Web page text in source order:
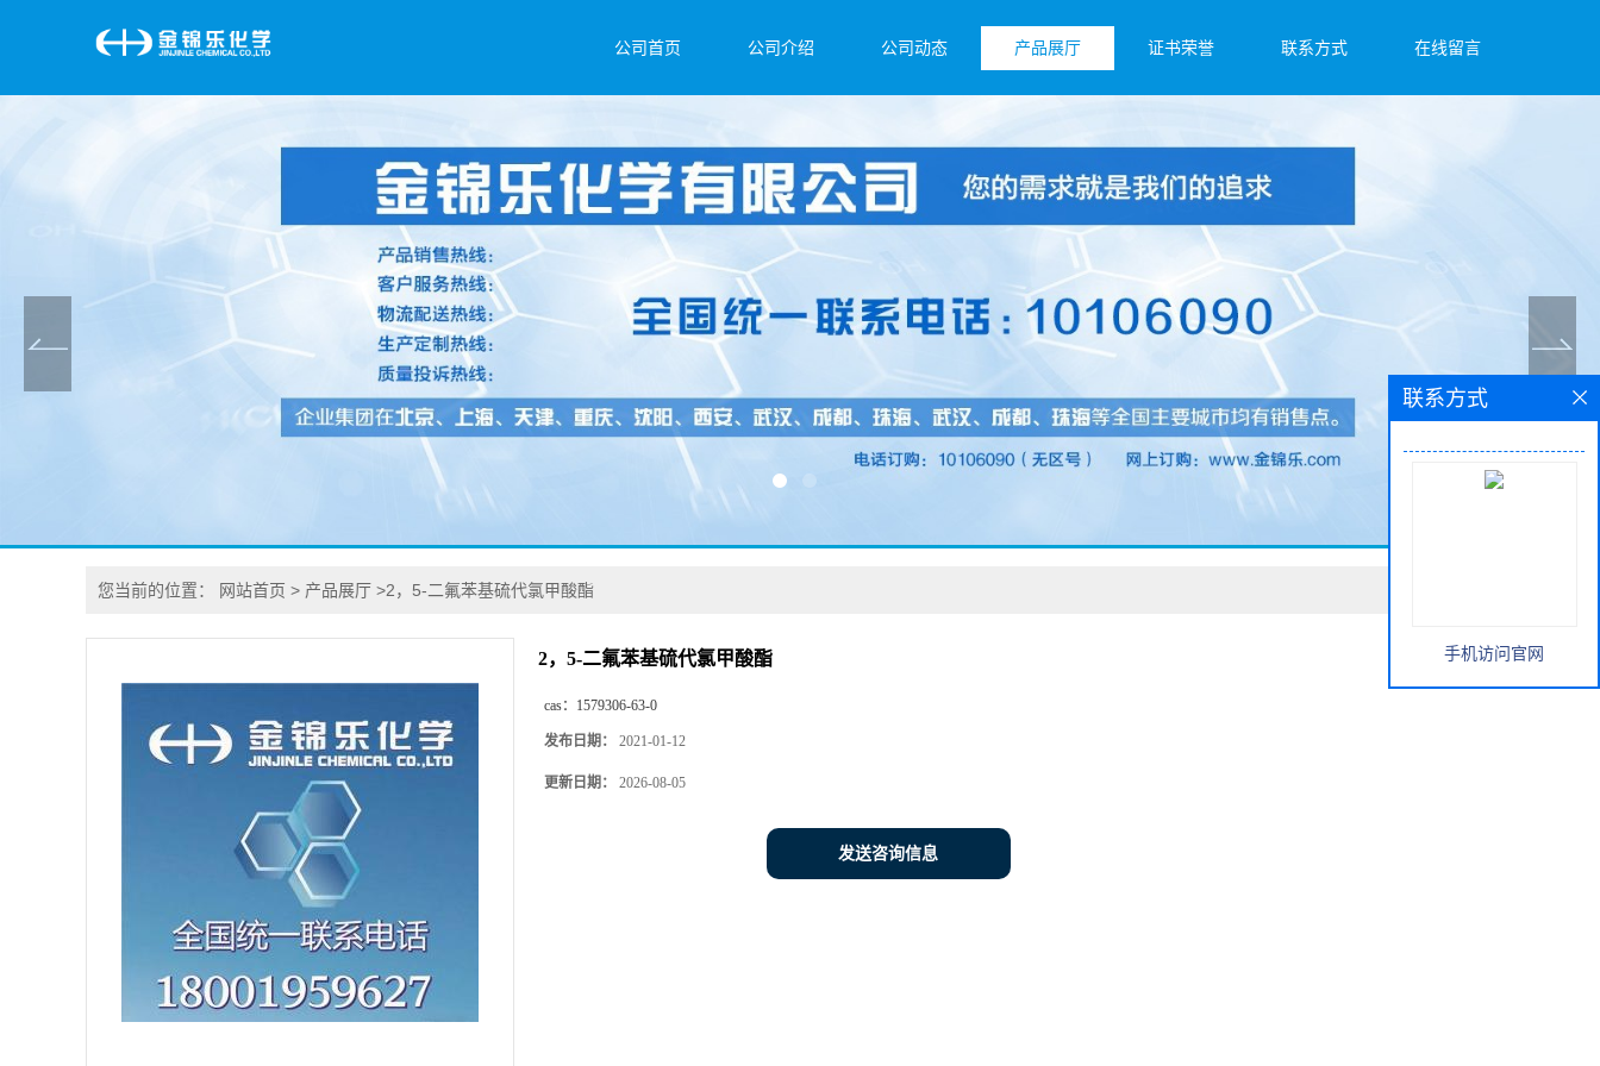
公司首页 公司介绍 公司动态 产品展厅 证书荣誉 联系方式 在线留言
您当前的位置： 网站首页 > 产品展厅 >2，5-二氟苯基硫代氯甲酸酯
2，5-二氟苯基硫代氯甲酸酯
cas： 1579306-63-0
发布日期： 2021-01-12
更新日期： 2026-08-05
发送咨询信息
联系方式
手机访问官网